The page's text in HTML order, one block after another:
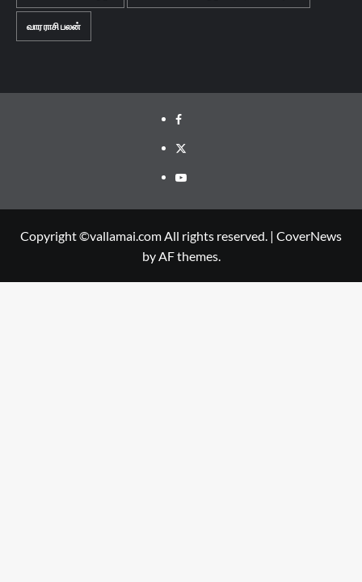
வார ராசி பலன்
Facebook
Twitter
Youtube
Copyright ©vallamai.com All rights reserved. | CoverNews
by AF themes.